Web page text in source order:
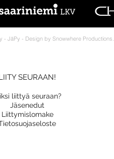
- JäPy - Design by Snowwhere Productions.
SEURAAN!
liittyä seuraan?
Jäsenedut
Liittymislomake